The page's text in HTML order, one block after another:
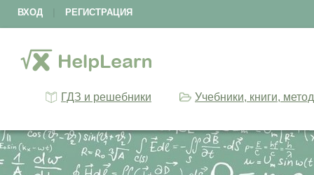
ВХОД РЕГИСТРАЦИЯ
ГДЗ и решебники Учебники, книги,